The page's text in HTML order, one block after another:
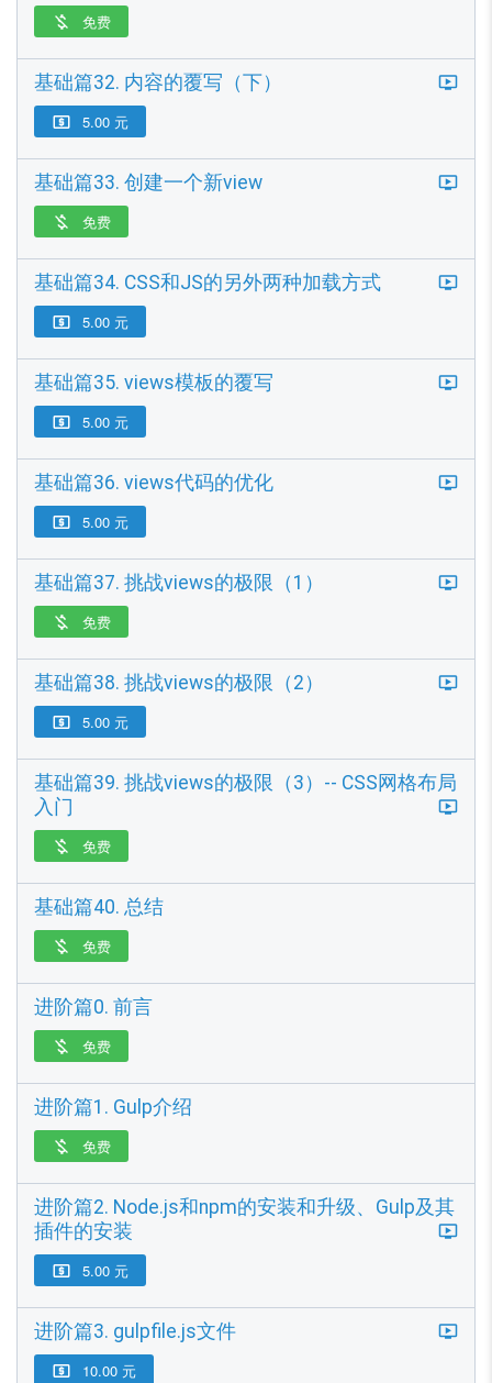
 免费
基础篇32. 内容的覆写（下）
 5.00 元
基础篇33. 创建一个新view
 免费
基础篇34. CSS和JS的另外两种加载方式
 5.00 元
基础篇35. views模板的覆写
 5.00 元
基础篇36. views代码的优化
 5.00 元
基础篇37. 挑战views的极限（1）
 免费
基础篇38. 挑战views的极限（2）
 5.00 元
基础篇39. 挑战views的极限（3）-- CSS网格布局
入门
 免费
基础篇40. 总结
 免费
进阶篇0. 前言
 免费
进阶篇1. Gulp介绍
 免费
进阶篇2. Node.js和npm的安装和升级、Gulp及其
插件的安装
 5.00 元
进阶篇3. gulpfile.js文件
 10.00 元